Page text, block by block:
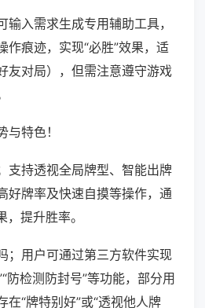
输入需求生成专用辅助工具，
作痕迹，实现“必胜”效果，适
友对局），但需注意遵守游戏
特色！
支持透视全局牌型、智能出牌
好牌率及快速自摸等操作，通
提升胜率。
；用户可通过第三方软件实现
防检测防封号”等功能，部分用
在“牌特别好”或“透视他人牌